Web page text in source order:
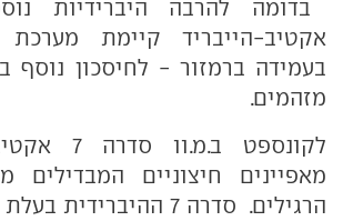
אקטיב-הייבריד קיימת מערכת
בעמידה ברמזור - לחיסכון נוסף
מזהמים.
לקונספט
הרגילים. סדרה 7